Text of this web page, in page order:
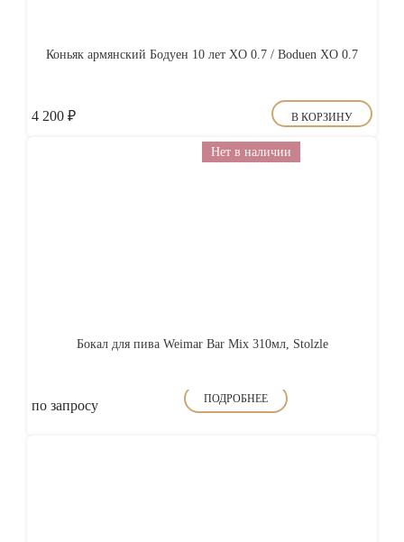
Коньяк армянский Бодуен 10 лет XO 0.7 / Boduen XO 0.7
4 200 ₽ В КОРЗИНУ
Нет в наличии
Бокал для пива Weimar Bar Mix 310мл, Stolzle
по запросу ПОДРОБНЕЕ